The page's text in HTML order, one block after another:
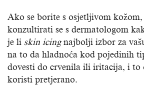
Ako se borite s osjetljivom
konzultirati se s dermatologom
je li skin icingnajbolji izbor za
na to da hladnoća kod pojedinih
dovesti do crvenila ili iritacija, i to
koristi pretjerano.